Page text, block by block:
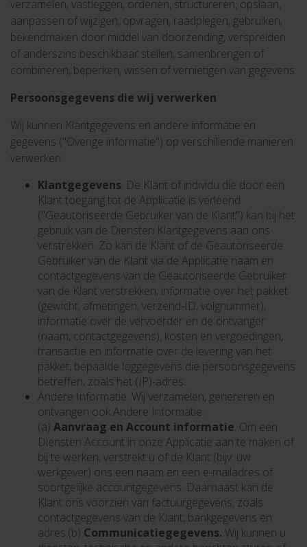
verzamelen, vastleggen, ordenen, structureren, opslaan,
aanpassen of wijzigen, opvragen, raadplegen, gebruiken,
bekendmaken door middel van doorzending, verspreiden
of anderszins beschikbaar stellen, samenbrengen of
combineren, beperken, wissen of vernietigen van gegevens.
Persoonsgegevens die wij verwerken
Wij kunnen Klantgegevens en andere informatie en
gegevens ("Overige informatie") op verschillende manieren
verwerken:
Klantgegevens. De Klant of individu die door een
Klant toegang tot de Applicatie is verleend
("Geautoriseerde Gebruiker van de Klant") kan bij het
gebruik van de Diensten Klantgegevens aan ons
verstrekken. Zo kan de Klant of de Geautoriseerde
Gebruiker van de Klant via de Applicatie naam en
contactgegevens van de Geautoriseerde Gebruiker
van de Klant verstrekken, informatie over het pakket
(gewicht, afmetingen, verzend-ID, volgnummer),
informatie over de vervoerder en de ontvanger
(naam, contactgegevens), kosten en vergoedingen,
transactie en informatie over de levering van het
pakket, bepaalde loggegevens die persoonsgegevens
betreffen, zoals het (IP)-adres.
Andere Informatie. Wij verzamelen, genereren en
ontvangen ook Andere Informatie:
(a) Aanvraag en Account informatie. Om een
Diensten Account in onze Applicatie aan te maken of
bij te werken, verstrekt u of de Klant (bijv. uw
werkgever) ons een naam en een e-mailadres of
soortgelijke accountgegevens. Daarnaast kan de
Klant ons voorzien van factuurgegevens, zoals
contactgegevens van de Klant, bankgegevens en
adres.(b) Communicatiegegevens. Wij kunnen u